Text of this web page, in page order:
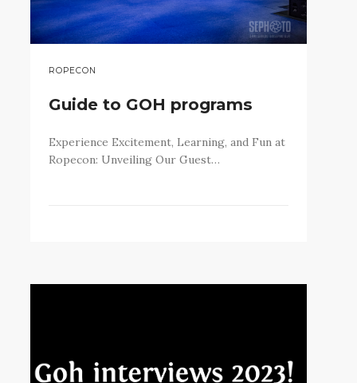
ROPECON
Guide to GOH programs
Experience Excitement, Learning, and Fun at
Ropecon: Unveiling Our Guest…